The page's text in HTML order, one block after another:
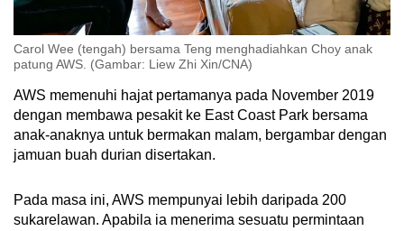
Carol Wee (tengah) bersama Teng menghadiahkan Choy anak
patung AWS. (Gambar: Liew Zhi Xin/CNA)
AWS memenuhi hajat pertamanya pada November 2019
dengan membawa pesakit ke East Coast Park bersama
anak-anaknya untuk bermakan malam, bergambar dengan
jamuan buah durian disertakan.
Pada masa ini, AWS mempunyai lebih daripada 200
sukarelawan. Apabila ia menerima sesuatu permintaan